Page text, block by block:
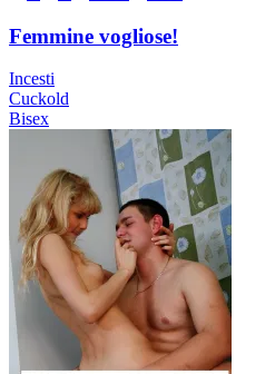
Femmine vogliose!
Incesti
Cuckold
Bisex